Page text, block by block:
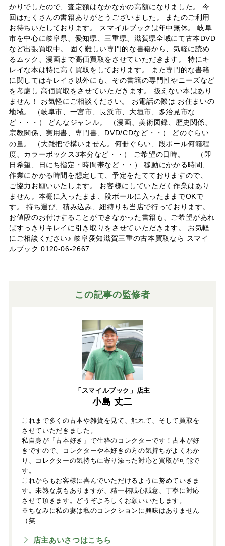
かりでしたので、査定額はなかなかの高額になりました。 今
回はたくさんの書籍ありがとうございました。 またのご利用
お待ちいたしております。 スマイルブックは年中無休。 岐阜
市を中心に岐阜県、愛知県、三重県、滋賀県全域にて古本DVD
など出張買取中。 固く難しい専門的な書籍から、気軽に読め
るムック、漫画まで高価買取をさせていただきます。 特にキ
レイな本は特に高く買取をしております。 また専門的な書籍
に関してはキレイさ以外にも、その書籍の専門性やニーズなど
を考慮し 高価買取をさせていただきます。 扱えない本はあり
ません！ お気軽にご相談ください。 お電話の際は お住まいの
地域。 （岐阜市、一宮市、長浜市、大垣市、多治見市な
ど・・・） どんなジャンル。 （漫画、美術図録、歴史関係、
宗教関係、実用書、専門書、DVD/CDなど・・） どのぐらい
の量。 （大雑把で構いません。何冊ぐらい、段ボール何箱程
度、カラーボックス3本分など・・） ご希望の日時。 （即
日希望、日にち指定・時間帯など・・） 移動にかかる時間、
作業にかかる時間を想定して、予定をたてておりますので、
ご協力お願いいたします。 お客様にしていただく作業はあり
ません。本棚に入ったまま、段ボールに入ったままでOKで
す。 持ち運び、積み込み、紐縛りも当店で行っております。
お値段のお付けすることができなかった書籍も、ご希望があれ
ばすっきりキレイに引き取りをさせていただきます。 お気軽
にご相談ください♪ 岐阜愛知滋賀三重の古本買取なら スマイ
ルブック 0120-06-2667
この記事の監修者
「スマイルブック」店主
小島 丈二
これまで多くの古本や雑貨を見て、触れて、そして買取を
させていただきました。
私自身が「古本好き」で生粋のコレクターです！古本が好
きですので、コレクターや本好きの方の気持ちがよくわか
り、コレクターの気持ちに寄り添った対応と買取が可能で
す。
これからもお客様に喜んでいただけるように努めていきま
す。未熟な点もありますが、精一杯誠心誠意、丁寧に対応
させて頂きます。どうぞよろしくお願いいたします。
※ちなみに私の妻は私のコレクションに興味はありません
（笑
店主あいさつはこちら